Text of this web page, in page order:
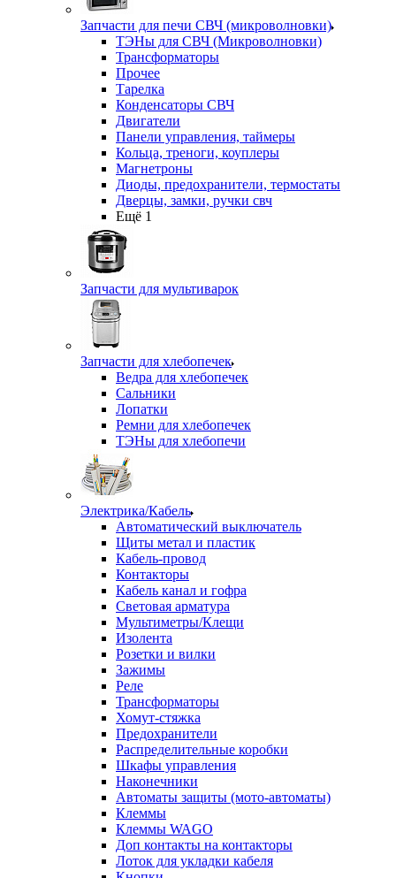
Запчасти для печи СВЧ (микроволновки)
ТЭНы для СВЧ (Микроволновки)
Трансформаторы
Прочее
Тарелка
Конденсаторы СВЧ
Двигатели
Панели управления, таймеры
Кольца, треноги, коуплеры
Магнетроны
Диоды, предохранители, термостаты
Дверцы, замки, ручки свч
Ещё 1
Запчасти для мультиварок
Запчасти для хлебопечек
Ведра для хлебопечек
Сальники
Лопатки
Ремни для хлебопечек
ТЭНы для хлебопечи
Электрика/Кабель
Автоматический выключатель
Щиты метал и пластик
Кабель-провод
Контакторы
Кабель канал и гофра
Световая арматура
Мультиметры/Клещи
Изолента
Розетки и вилки
Зажимы
Реле
Трансформаторы
Хомут-стяжка
Предохранители
Распределительные коробки
Шкафы управления
Наконечники
Автоматы защиты (мото-автоматы)
Клеммы
Клеммы WAGO
Доп контакты на контакторы
Лоток для укладки кабеля